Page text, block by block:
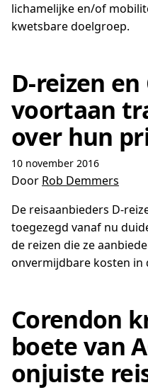
lichamelijke en/of
kwetsbare doelgroep.
D-reizen
voortaan
over hun
10 november 2016
Door Rob Demmers
De reisaanbieders D-
toegezegd vanaf nu
de reizen die ze
onvermijdbare kosten in
Corendon
boete van
onjuiste